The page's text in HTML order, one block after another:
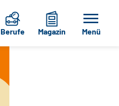
Berufe Magazin Menü